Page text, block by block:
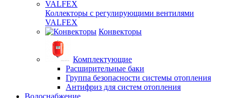
Коллекторы с регулирующими вентилями
VALFEX
Конвекторы
Комплектующие
Расширительные баки
Группа безопасности системы отопления
Антифриз для систем отопления
Водоснабжение